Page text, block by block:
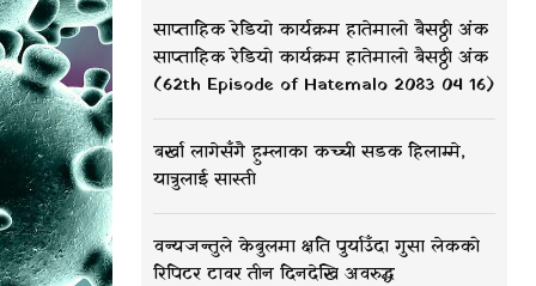
साप्ताहिक रेडियो कार्यक्रम हातेमालो बैसठ्ठी अंक
साप्ताहिक रेडियो कार्यक्रम हातेमालो बैसठ्ठी अंक
(62th Episode of Hatemalo 2083 04 16)
बर्खा लागेसँगै हुम्लाका कच्ची सडक हिलाम्मे,
यात्रुलाई सास्ती
वन्यजन्तुले केबुलमा क्षति पुर्याउँदा गुसा लेकको
रिपिटर टावर तीन दिनदेखि अवरुद्ध